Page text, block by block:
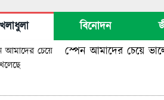
বিনোদন
স্পেন আমাদের চেয়ে